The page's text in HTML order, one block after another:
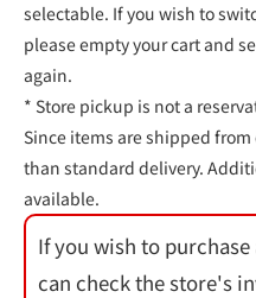
selectable. If you wish to
please empty your cart and
again.
* Store pickup is not a
Since items are shipped
than standard delivery.
available.
If you wish to
can check the store's